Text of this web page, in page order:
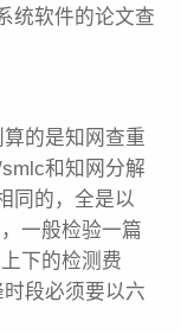
统软件的论文查
的是知网查重
和知网分解
同的，全是以
一般检验一篇
下的检测费
段必须要以六